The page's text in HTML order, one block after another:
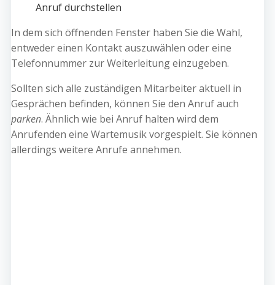
Anruf durchstellen
In dem sich öffnenden Fenster haben Sie die Wahl,
entweder einen Kontakt auszuwählen oder eine
Telefonnummer zur Weiterleitung einzugeben.
Sollten sich alle zuständigen Mitarbeiter aktuell in
Gesprächen befinden, können Sie den Anruf auch
parken. Ähnlich wie bei Anruf halten wird dem
Anrufenden eine Wartemusik vorgespielt. Sie können
allerdings weitere Anrufe annehmen.